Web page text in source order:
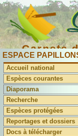
Carnets
ESPACE
Accueil national
Espèces courantes
Diaporama
Recherche
Espèces protégées
Reportages et dossiers
Docs à télécharger